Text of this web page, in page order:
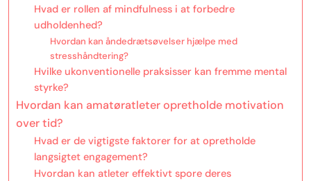
Hvad er rollen af mindfulness i at forbedre
udholdenhed?
Hvordan kan åndedrætsøvelser hjælpe med
stresshåndtering?
Hvilke ukonventionelle praksisser kan fremme mental
styrke?
Hvordan kan amatøratleter opretholde motivation
over tid?
Hvad er de vigtigste faktorer for at opretholde
langsigtet engagement?
Hvordan kan atleter effektivt spore deres